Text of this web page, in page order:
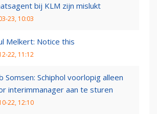
bij KLM zijn mislukt
23, 10:03
Melkert: Notice this
22, 11:12
Somsen: Schiphol voorlopig alleen
interimmanager aan te sturen
22, 12:10